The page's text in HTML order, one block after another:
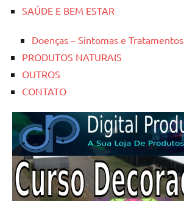
SAÚDE E BEM ESTAR
Doenças – Sintomas e Tratamentos
PRODUTOS NATURAIS
OUTROS
CONTATO